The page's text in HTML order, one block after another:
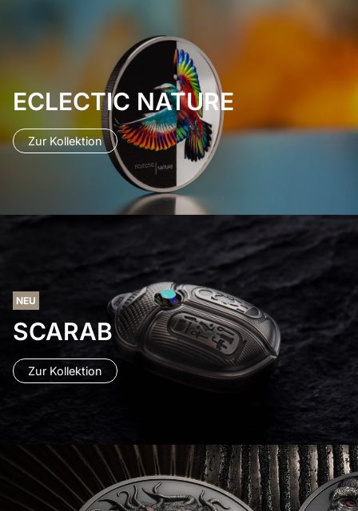
ECLECTIC NATURE
Zur Kollektion
NEU
SCARAB
Zur Kollektion